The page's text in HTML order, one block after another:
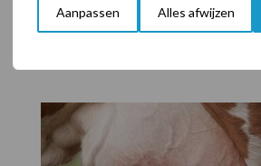
Aanpassen Alles afwijzen